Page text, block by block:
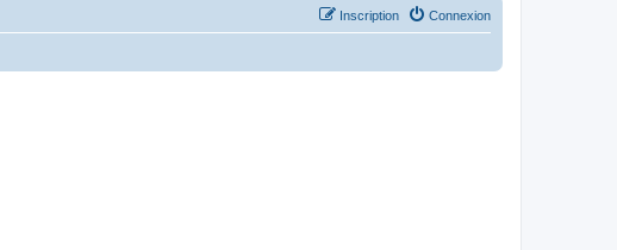
Connexion
Inscription